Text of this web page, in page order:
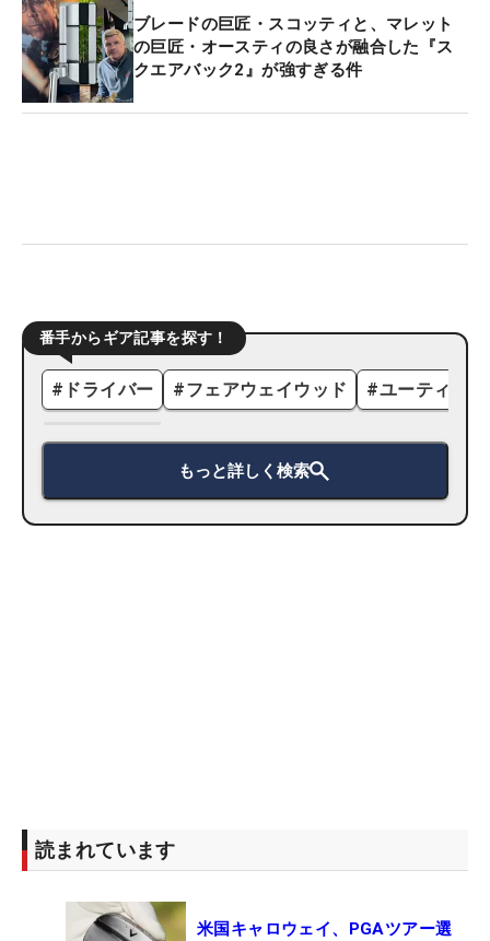
ブレードの巨匠・スコッティと、マレット
の巨匠・オースティの良さが融合した『ス
クエアバック2』が強すぎる件
番手からギア記事を探す！
# ドライバー #フェアウェイウッド #ユーティリ
もっと詳しく検索
読まれています
米国キャロウェイ、PGAツアー選